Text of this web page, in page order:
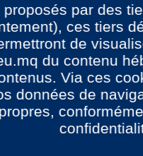
place, avec le conseil de
par des
ces tiers
de
du contenu
Via ces
données de